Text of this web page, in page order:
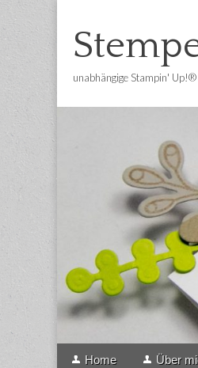
unabhängige Stampin'
Main
Skip
Home Über